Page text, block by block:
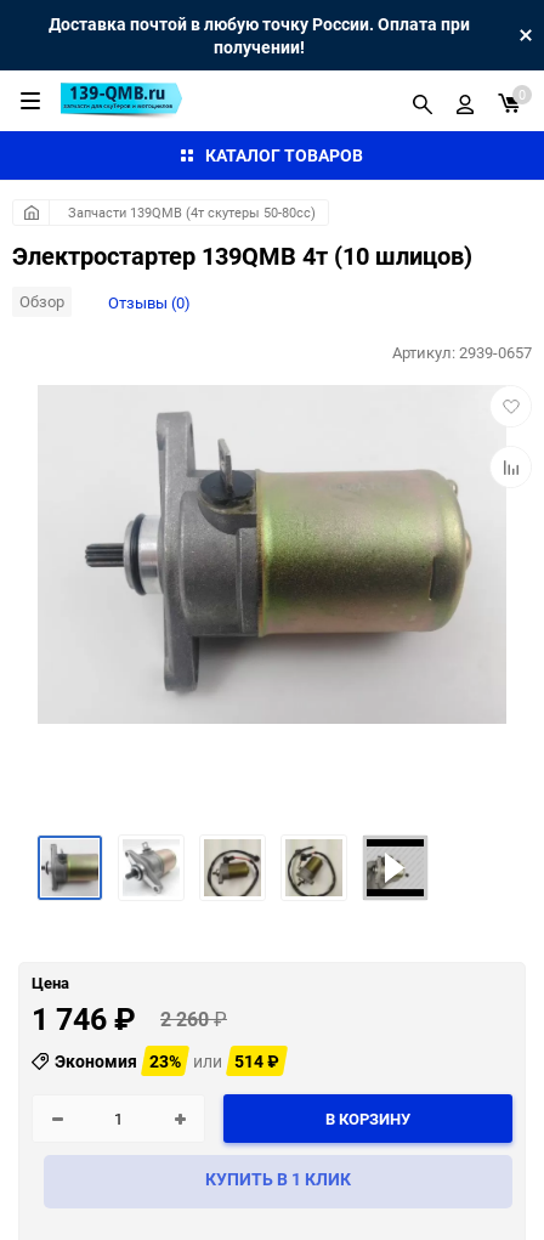
Доставка почтой в любую точку России. Оплата при
получении!
КАТАЛОГ ТОВАРОВ
0
Запчасти 139QMB (4т скутеры 50-80сс)
Электростартер 139QMB 4т (10 шлицов)
Обзор Отзывы (0)
Артикул:2939-0657
Цена
1 746₽ 2 260₽
Экономия 23% или 514₽
В КОРЗИНУ
КУПИТЬ В 1 КЛИК